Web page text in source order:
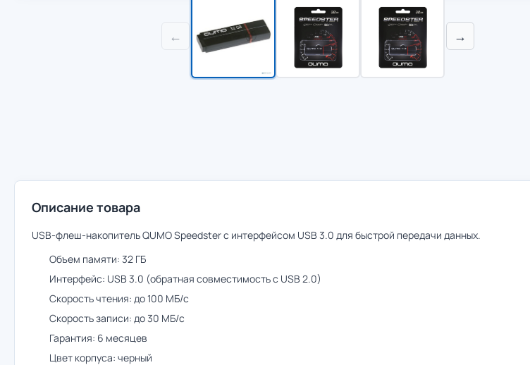
← →
Описание товара
USB-флеш-накопитель QUMO Speedster с интерфейсом USB 3.0 для быстрой передачи данных.
Объем памяти: 32 ГБ
Интерфейс: USB 3.0 (обратная совместимость с USB 2.0)
Скорость чтения: до 100 МБ/с
Скорость записи: до 30 МБ/с
Гарантия: 6 месяцев
Цвет корпуса: черный